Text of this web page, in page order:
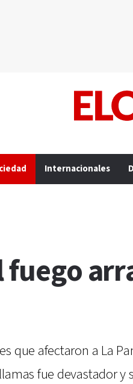
Internacionales
que afectaron a La
fue devastador y